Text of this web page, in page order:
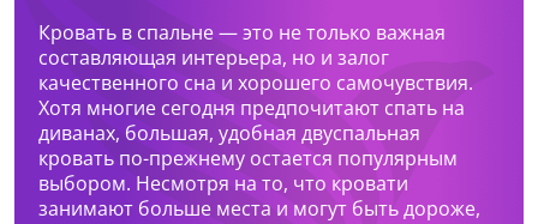
Кровать в спальне — это не только важная
составляющая интерьера, но и залог
качественного сна и хорошего самочувствия.
Хотя многие сегодня предпочитают спать на
диванах, большая, удобная двуспальная
кровать по-прежнему остается популярным
выбором. Несмотря на то, что кровати
занимают больше места и могут быть дороже,
Перейти
Нижний Тагил, пр. Ленина, 62
+7 (922) 202-28-40
Перейти
Как к Вам обращаться?
Телефон